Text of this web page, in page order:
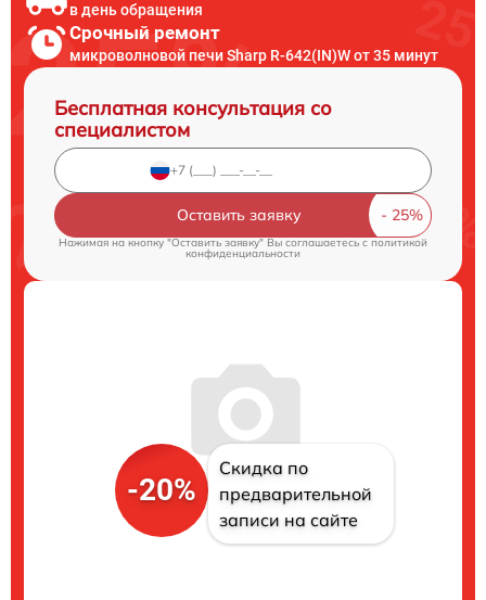
в день обращения
Срочный ремонт
микроволновой печи Sharp R-642(IN)W от 35 минут
Бесплатная консультация со
специалистом
Оставить заявку
Нажимая на кнопку "Оставить заявку" Вы соглашаетесь cполитикой
конфиденциальности
-20%
Скидка по
предварительной
записи на сайте